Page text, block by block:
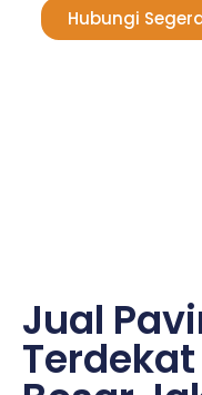
Hubungi
Jual